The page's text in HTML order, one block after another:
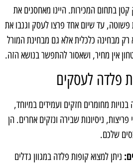
בתחום המכירות. היינו מאחסנים את
פשוטה, עד שיום אחד פרצו לעסק וגנבו את
מבחינה כלכלית אלא גם מבחינת המורל
אין מחיר, ושאסור להתפשר בנושא הזה.
פלדה לעסקים
מחומרים חזקים ועמידים במיוחד,
ניסיונות שבירה ונזקים אחרים. הן
שלכם.
ניתן למצוא קופות פלדה במגוון גדלים